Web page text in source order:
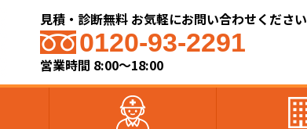
見積・診断無料 お気軽にお問い合わせください
0120-93-2291
営業時間 8:00～18:00